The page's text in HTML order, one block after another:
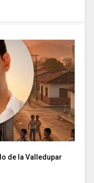
de la Valledupar